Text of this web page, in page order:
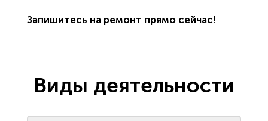
Запишитесь на ремонт прямо сейчас!
Виды деятельности